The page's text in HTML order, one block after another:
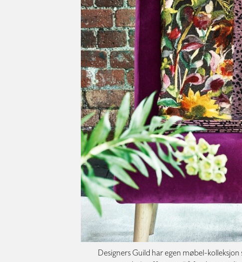
Designers Guild har egen møbel-